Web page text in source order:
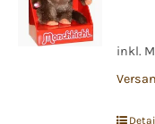
inkl.